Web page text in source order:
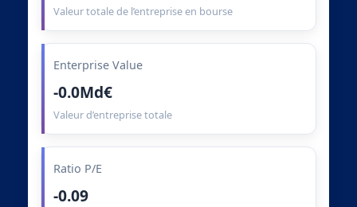
Valeur totale de l’entreprise en bourse
Enterprise Value
-0.0Md€
Valeur d’entreprise totale
Ratio P/E
-0.09